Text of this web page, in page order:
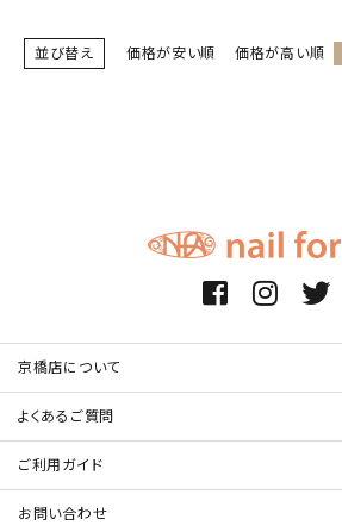
並び替え 価格が安い順 価格が高い順
京橋店について
よくあるご質問
ご利用ガイド
お問い合わせ